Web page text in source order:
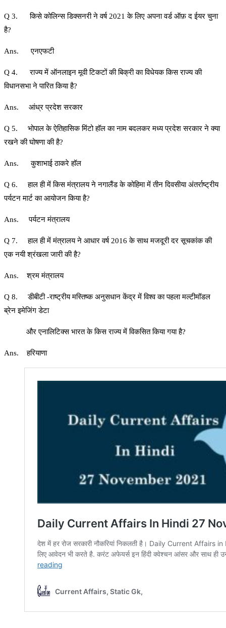
Q 3. किसे कोलिन्स डिक्सनरी ने वर्ष 2021 के लिए अपना वर्ड ऑफ़ द ईयर चुना
है?
Ans. एनएफटी
Q 4. राज्य में ऑनलाइन मूवी टिकटों की बिक्री का विधेयक किस राज्य की
विधानसभा ने पारित किया है?
Ans. आंध्र प्रदेश सरकार
Q 5. भोपाल के ऐतिहासिक मिंटो हॉल का नाम बदलकर मध्य प्रदेश सरकार ने क्या
रखने की घोषणा की है?
Ans. कुशाभाई ठाकरे हॉल
Q 6. हाल ही में किस मंत्रालय ने नगालैंड के कोहिमा में तीन दिवसीया अंतर्राष्ट्रीय
पर्यटन मार्ट का आयोजन किया है?
Ans. पर्यटन मंत्रालय
Q 7. हाल ही में मंत्रालय ने आधार वर्ष 2016 के साथ मजदूरी दर सूचकांक की
एक नयी श्रंखला जारी की है?
Ans. श्रम मंत्रालय
Q 8. डीबीटी -राष्ट्रीय मस्तिष्क अनुसधान केंद्र में विश्व का पहला मल्टीमॉडल
ब्रेन इमेजिंग डेटा
और एनालिटिक्स भारत के किस राज्य में विकसित किया गया है?
Ans. हरियाणा